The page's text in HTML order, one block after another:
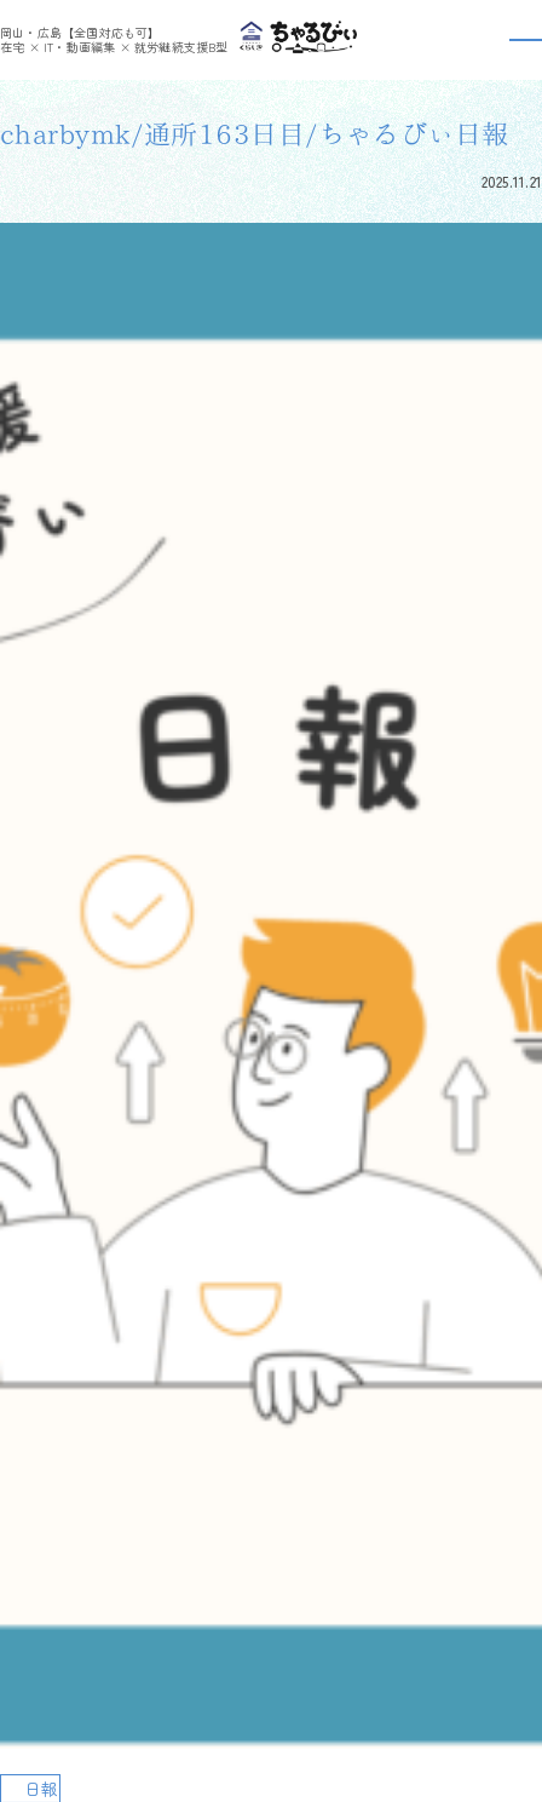
岡山・広島【全国対応も可】
在宅 × IT・動画編集 × 就労継続支援B型
利用者さんの日報 >
利用者さんの日報
charbymk/通所163日目/ちゃるびぃ日報
2025.11.21
日報